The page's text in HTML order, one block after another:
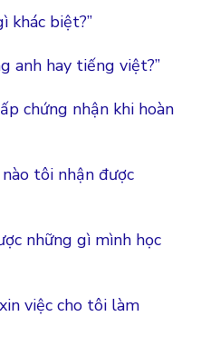
khác biệt?”
anh hay tiếng việt?”
chứng nhận khi hoàn
tôi nhận được
những gì mình học
việc cho tôi làm